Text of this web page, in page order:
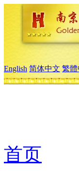
English 简体中文 繁體
首页